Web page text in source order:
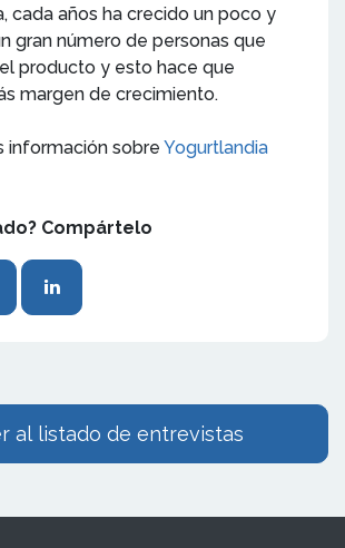
cada años ha crecido un poco y
gran número de personas que
producto y esto hace que
margen de crecimiento.
información sobre Yogurtlandia
Compártelo
al listado de entrevistas